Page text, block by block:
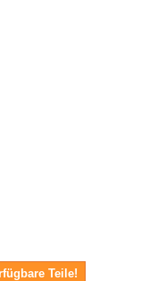
Teile!